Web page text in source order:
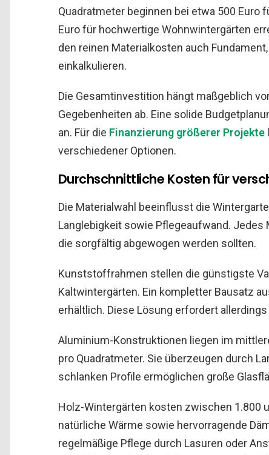
Quadratmeter beginnen bei etwa 500
Euro für hochwertige Wohnwintergärten
den reinen Materialkosten auch
einkalkulieren.
Die Gesamtinvestition hängt maßgeblich
Gegebenheiten ab. Eine solide
an. Für die Finanzierung größerer Projekte
verschiedener Optionen.
Durchschnittliche Kosten für
Die Materialwahl beeinflusst die
Langlebigkeit sowie Pflegeaufwand.
die sorgfältig abgewogen werden sollten.
Kunststoffrahmen stellen die günstigste
Kaltwintergärten. Ein kompletter Bausatz
erhältlich. Diese Lösung erfordert
Aluminium-Konstruktionen liegen im
pro Quadratmeter. Sie überzeugen durch
schlanken Profile ermöglichen große
Holz-Wintergärten kosten zwischen 1.800
natürliche Wärme sowie hervorragende
regelmäßige Pflege durch Lasuren oder